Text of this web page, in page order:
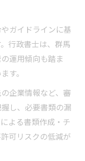
ガイドラインに基
行政書士は、群馬
運用傾向も踏ま
す。
企業情報など、審
し、必要書類の漏
よる書類作成・チ
可リスクの低減が